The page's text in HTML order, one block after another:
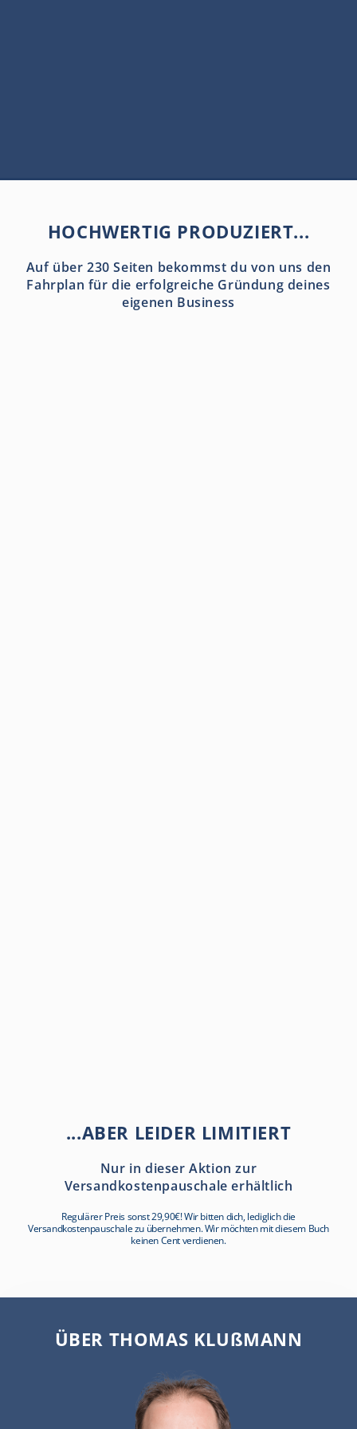
HOCHWERTIG PRODUZIERT...
Auf über 230 Seiten bekommst du von uns den
Fahrplan für die erfolgreiche Gründung deines
eigenen Business
...ABER LEIDER LIMITIERT
Nur in dieser Aktion zur
Versandkostenpauschale erhältlich
Regulärer Preis sonst 29,90€! Wir bitten dich, lediglich die
Versandkostenpauschale zu übernehmen. Wir möchten mit diesem Buch
keinen Cent verdienen.
ÜBER THOMAS KLUßMANN